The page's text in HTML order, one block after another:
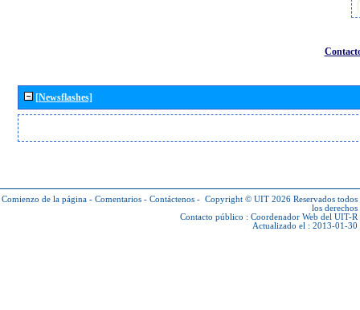
[Newsflashes]
Comienzo de la página - Comentarios - Contáctenos - Copyright © UIT 2026 Reservados todos
los derechos
Contacto público : Coordenador Web del UIT-R
Actualizado el : 2013-01-30